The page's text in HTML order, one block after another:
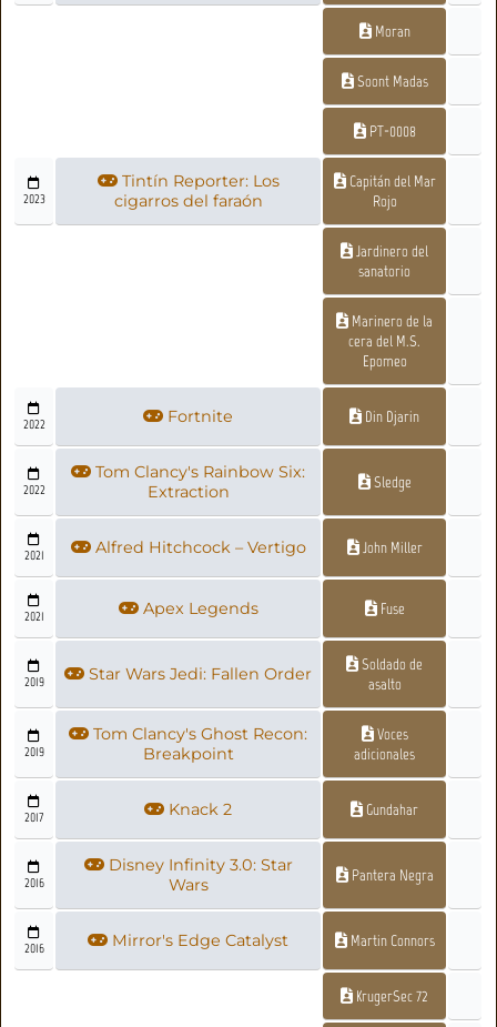
Moran
Soont Madas
PT-0008
2023
Tintín Reporter: Los
cigarros del faraón
Capitán del Mar
Rojo
Jardinero del
sanatorio
Marinero de la
cera del M.S.
Epomeo
2022 Fortnite Din Djarin
2022
Tom Clancy's Rainbow Six:
Extraction
Sledge
2021 Alfred Hitchcock – Vertigo John Miller
2021 Apex Legends Fuse
2019 Star Wars Jedi: Fallen Order
Soldado de
asalto
2019
Tom Clancy's Ghost Recon:
Breakpoint
Voces
adicionales
2017 Knack 2 Gundahar
2016
Disney Infinity 3.0: Star
Wars
Pantera Negra
2016 Mirror's Edge Catalyst Martin Connors
KrugerSec 72